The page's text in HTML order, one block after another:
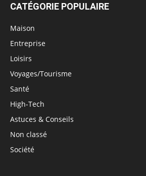
CATÉGORIE POPULAIRE
Maison
Entreprise
Loisirs
Voyages/Tourisme
Santé
High-Tech
Astuces & Conseils
Non classé
Société